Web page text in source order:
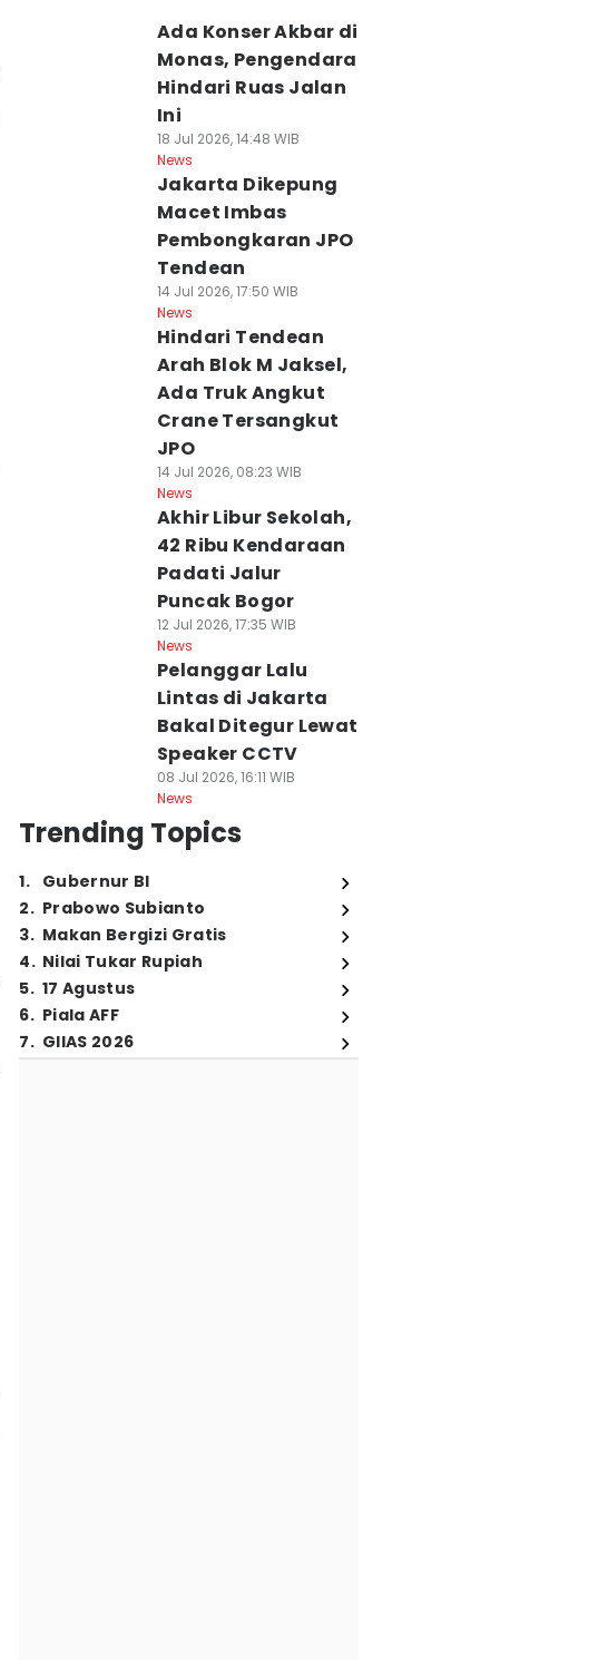
Ada Konser Akbar di
Monas, Pengendara
Hindari Ruas Jalan
Ini
18 Jul 2026, 14:48 WIB
News
Jakarta Dikepung
Macet Imbas
Pembongkaran JPO
Tendean
14 Jul 2026, 17:50 WIB
News
Hindari Tendean
Arah Blok M Jaksel,
Ada Truk Angkut
Crane Tersangkut
JPO
14 Jul 2026, 08:23 WIB
News
Akhir Libur Sekolah,
42 Ribu Kendaraan
Padati Jalur
Puncak Bogor
12 Jul 2026, 17:35 WIB
News
Pelanggar Lalu
Lintas di Jakarta
Bakal Ditegur Lewat
Speaker CCTV
08 Jul 2026, 16:11 WIB
News
Trending Topics
1. Gubernur BI
2. Prabowo Subianto
3. Makan Bergizi Gratis
4. Nilai Tukar Rupiah
5. 17 Agustus
6. Piala AFF
7. GIIAS 2026